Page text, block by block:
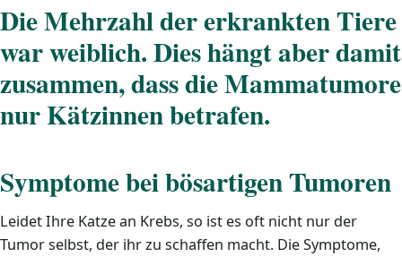
Die Mehrzahl der erkrankten Tiere
war weiblich. Dies hängt aber damit
zusammen, dass die Mammatumore
nur Kätzinnen betrafen.
Symptome bei bösartigen Tumoren
Leidet Ihre Katze an Krebs, so ist es oft nicht nur der
Tumor selbst, der ihr zu schaffen macht. Die Symptome,